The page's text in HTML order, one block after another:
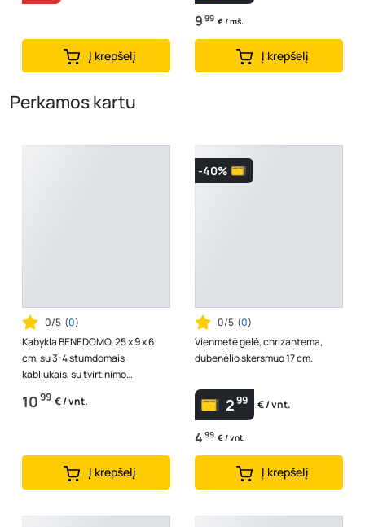
Į krepšelį
9 99 € / mš.
Į krepšelį
Perkamos kartu
0/5 (0)
Kabykla BENEDOMO, 25 x 9 x 6
cm, su 3-4 stumdomais
kabliukais, su tvirtinimo
elementais
1099 € / vnt.
Į krepšelį
-40%
0/5 (0)
Vienmetė gėlė, chrizantema,
dubenėlio skersmuo 17 cm.
299 € / vnt.
4 99 € / vnt.
Į krepšelį